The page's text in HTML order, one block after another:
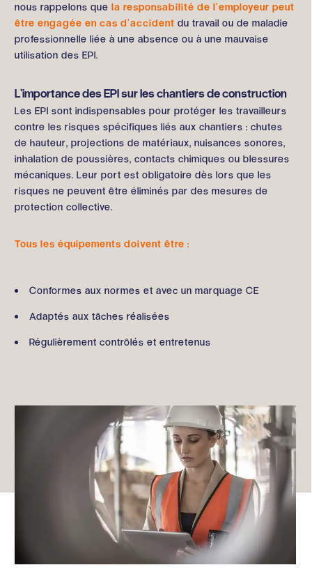
nous rappelons quela responsabilité de l’employeur peut
être engagée en cas d’accident du travail ou de maladie
professionnelle liée à une absence ou à une mauvaise
utilisation des EPI.
L’importance des EPI sur les chantiers de construction
Les EPI sont indispensables pour protéger les travailleurs
contre les risques spécifiques liés aux chantiers : chutes
de hauteur, projections de matériaux, nuisances sonores,
inhalation de poussières, contacts chimiques ou blessures
mécaniques. Leur port est obligatoire dès lors que les
risques ne peuvent être éliminés par des mesures de
protection collective.
Tous les équipements doivent être :
Conformes aux normes et avec un marquage CE
Adaptés aux tâches réalisées
Régulièrement contrôlés et entretenus